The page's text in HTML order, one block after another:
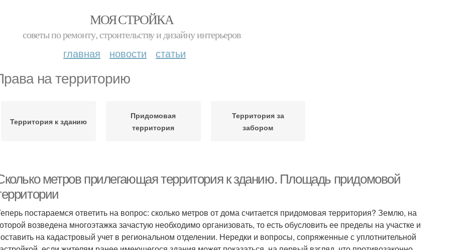
МОЯ СТРОЙКА
советы по ремонту, строительству и дизайну интерьеров
главная новости статьи
на территорию
Территория к зданию
Придомовая
территория
Территория за
забором
метров прилегающая территория к зданию. Площадь придомовой
постараемся ответить на вопрос: сколько метров от дома считается придомовая территория? Землю, на
возведена многоэтажка зачастую необходимо организовать, то есть обусловить ее пределы на участке и
на кадастровый учет в региональном отделении. Нередки и вопросы, сопряженные с уплотнительной